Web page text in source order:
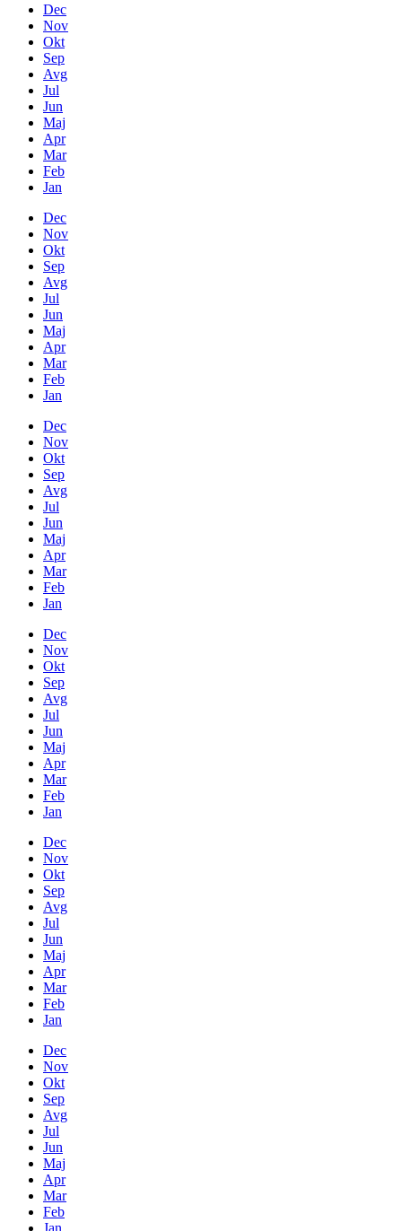
Dec
Nov
Okt
Sep
Avg
Jul
Jun
Maj
Apr
Mar
Feb
Jan
Dec
Nov
Okt
Sep
Avg
Jul
Jun
Maj
Apr
Mar
Feb
Jan
Dec
Nov
Okt
Sep
Avg
Jul
Jun
Maj
Apr
Mar
Feb
Jan
Dec
Nov
Okt
Sep
Avg
Jul
Jun
Maj
Apr
Mar
Feb
Jan
Dec
Nov
Okt
Sep
Avg
Jul
Jun
Maj
Apr
Mar
Feb
Jan
Dec
Nov
Okt
Sep
Avg
Jul
Jun
Maj
Apr
Mar
Feb
Jan